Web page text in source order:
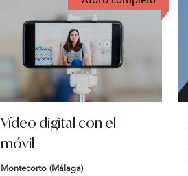
Vídeo digital con el
móvil
Montecorto (Málaga)